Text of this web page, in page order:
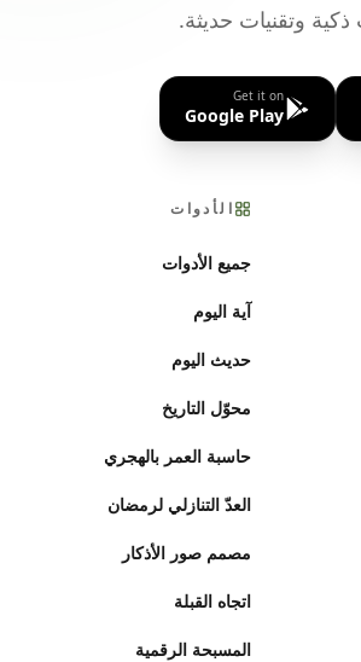
ذكية وتقنيات حديثة.
Get it on
Google Play
الأدوات
جميع الأدوات
آية اليوم
حديث اليوم
محوّل التاريخ
حاسبة العمر بالهجري
العدّ التنازلي لرمضان
مصمم صور الأذكار
اتجاه القبلة
المسبحة الرقمية